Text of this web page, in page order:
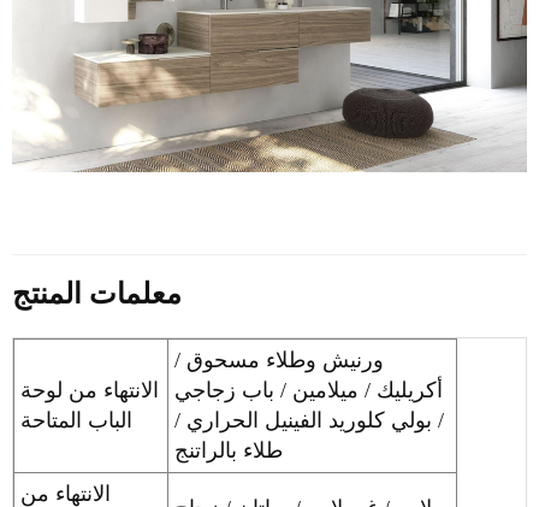
معلمات المنتج
الانتهاء من لوحة
الباب المتاحة
ورنيش وطلاء مسحوق /
أكريليك / ميلامين / باب زجاجي
/ بولي كلوريد الفينيل الحراري /
طلاء بالراتنج
الانتهاء من